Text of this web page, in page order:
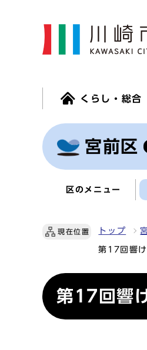
くらし・総合
宮前区
区のメニュー
現在位置 トップ
第17回響
第17回響